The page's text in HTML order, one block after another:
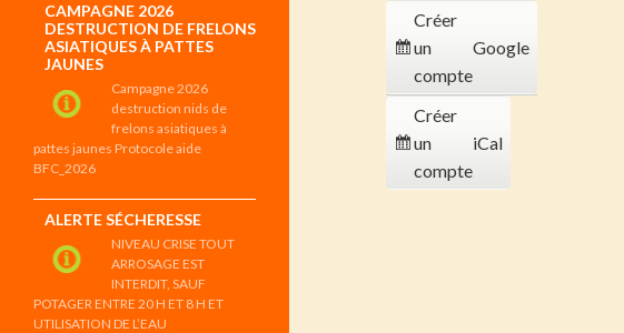
Créer
un
compte
Google
Créer
un
compte
iCal
CAMPAGNE 2026
DESTRUCTION DE FRELONS
ASIATIQUES À PATTES
JAUNES
Campagne 2026
destruction nids de
frelons asiatiques à
pattes jaunes Protocole aide
BFC_2026
ALERTE SÉCHERESSE
NIVEAU CRISE TOUT
ARROSAGE EST
INTERDIT, SAUF
POTAGER ENTRE 20 H ET 8 H ET
UTILISATION DE L’EAU